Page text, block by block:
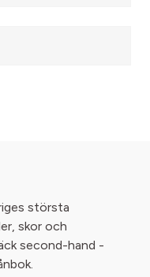
största
skor och
second-hand -